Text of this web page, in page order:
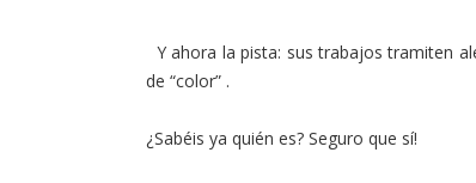
Y ahora la pista: sus trabajos tramiten
de “color” .
¿Sabéis ya quién es? Seguro que sí!